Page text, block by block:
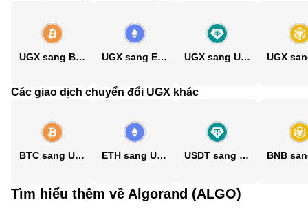
UGX sang BTC UGX sang ETH UGX sang USDT
Các giao dịch chuyển đổi UGX khác
BTC sang UGX ETH sang UGX USDT sang UGX
Tìm hiểu thêm về Algorand (ALGO)